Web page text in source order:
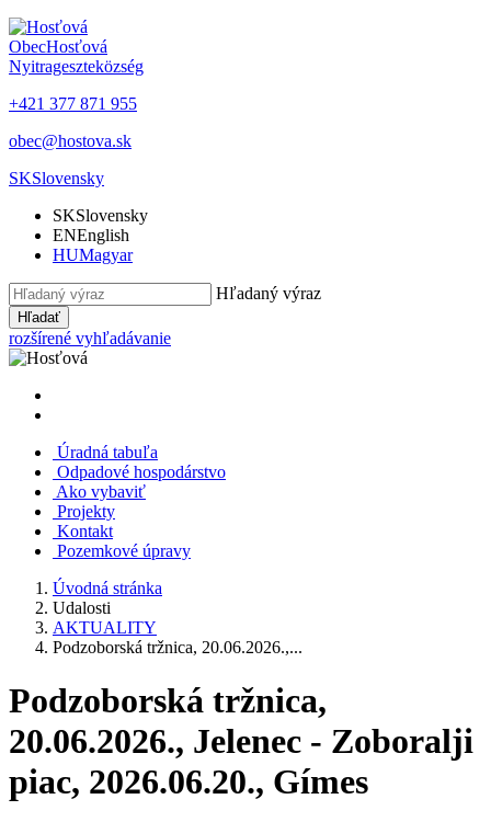
ObecHosťová
Nyitrageszteközség
+421 377 871 955
obec@hostova.sk
SKSlovensky
SKSlovensky
ENEnglish
HUMagyar
Hľadaný výraz
Hľadať
rozšírené vyhľadávanie
Úradná tabuľa
Odpadové hospodárstvo
Ako vybaviť
Projekty
Kontakt
Pozemkové úpravy
Úvodná stránka
Udalosti
AKTUALITY
Podzoborská tržnica, 20.06.2026.,...
Podzoborská tržnica,
20.06.2026., Jelenec - Zoboralji
piac, 2026.06.20., Gímes